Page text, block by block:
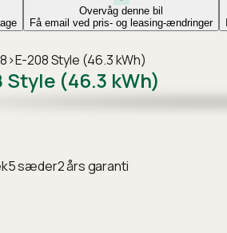
Overvåg denne bil
Få email ved pris- og leasing-ændringer
›E-208 Style (46.3 kWh)
Style (46.3 kWh)
5sæder2års garanti